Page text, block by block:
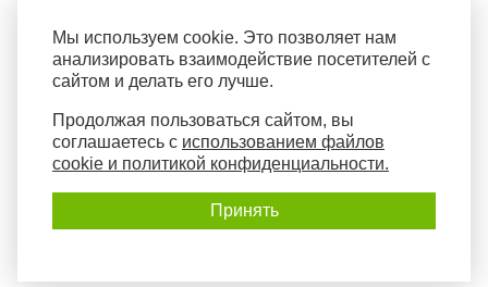
Мы используем cookie. Это позволяет нам
анализировать взаимодействие посетителей с
сайтом и делать его лучше.
Продолжая пользоваться сайтом, вы
соглашаетесь с использованием файлов
cookie и политикой конфиденциальности.
Принять